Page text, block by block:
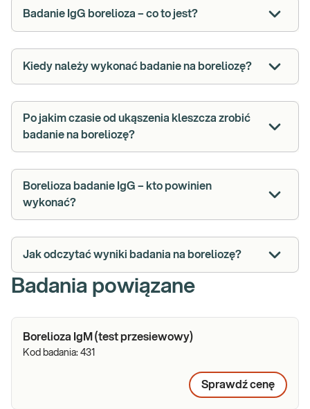
Badanie IgG borelioza – co to jest?
Kiedy należy wykonać badanie na boreliozę?
Po jakim czasie od ukąszenia kleszcza zrobić
badanie na boreliozę?
Borelioza badanie IgG – kto powinien
wykonać?
Jak odczytać wyniki badania na boreliozę?
Badania powiązane
Borelioza IgM (test przesiewowy)
Kod badania: 431
Sprawdź cenę